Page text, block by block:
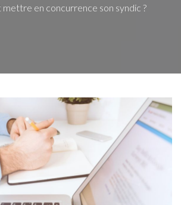
en concurrence son syndic ?